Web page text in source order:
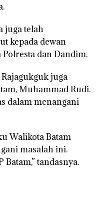
juga telah
kepada dewan
Polresta dan Dandim.
juga
Muhammad Rudi.
dalam menangani
Walikota Batam
masalah ini.
Batam,” tandasnya.